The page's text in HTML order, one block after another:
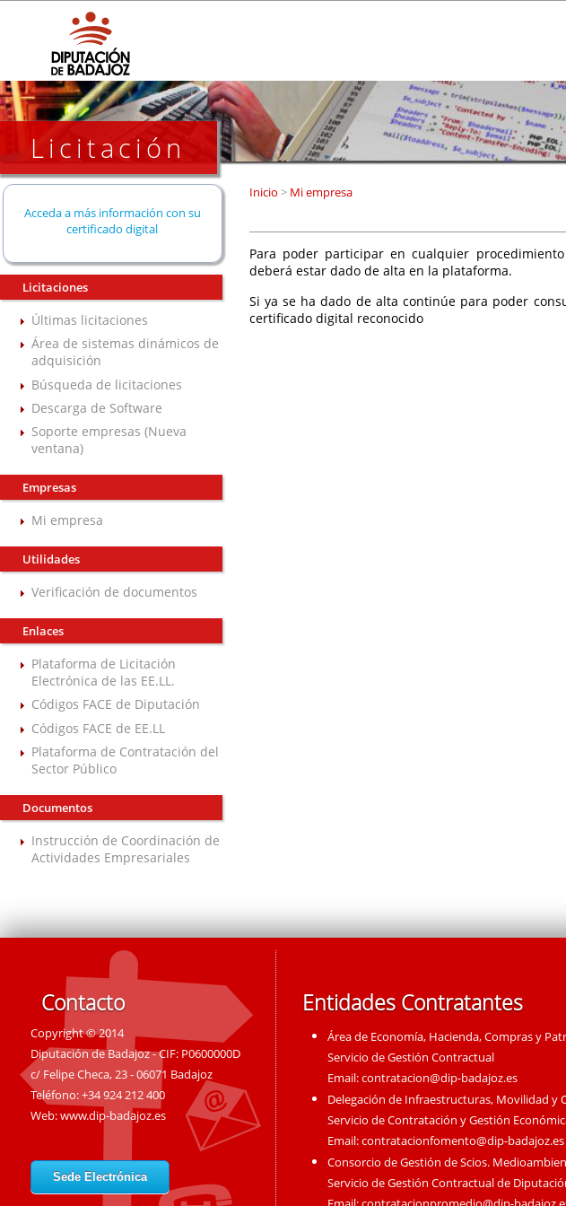
Licitación
Acceda a más información con su
certificado digital
Licitaciones
Últimas licitaciones
Área de sistemas dinámicos de
adquisición
Búsqueda de licitaciones
Descarga de Software
Soporte empresas (Nueva
ventana)
Empresas
Mi empresa
Utilidades
Verificación de documentos
Enlaces
Plataforma de Licitación
Electrónica de las EE.LL.
Códigos FACE de Diputación
Códigos FACE de EE.LL
Plataforma de Contratación del
Sector Público
Documentos
Instrucción de Coordinación de
Actividades Empresariales
Inicio >Mi empresa
Para poder participar en cualquier
deberá estar dado de alta en la plataforma.
Si ya se ha dado de alta continúe para poder
certificado digital reconocido
Contacto
Copyright © 2014
Diputación de Badajoz - CIF: P0600000D
c/ Felipe Checa, 23 - 06071 Badajoz
Teléfono: +34 924 212 400
Web:www.dip-badajoz.es
Sede Electrónica
Entidades Contratantes
Área de Economía, Hacienda, Compras y
Servicio de Gestión Contractual
Email:contratacion@dip-badajoz.es
Delegación de Infraestructuras, Movilidad y
Servicio de Contratación y Gestión
Email:contratacionfomento@dip-badajoz.es
Consorcio de Gestión de Scios.
Servicio de Gestión Contractual de